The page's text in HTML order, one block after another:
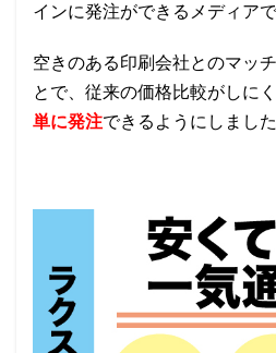
インに発注ができるメディアで
空きのある印刷会社とのマッ
とで、従来の価格比較がしに
単に発注できるようにしました